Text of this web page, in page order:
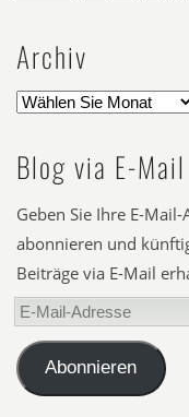
Archiv
Blog via E-
Geben Sie Ihre E-
abonnieren und
Beiträge via E-Mail
E-
Mail-
AdresseAbonnieren